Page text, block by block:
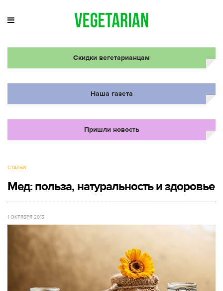
Скидки вегетарианцам
Наша газета
Пришли новость
СТАТЬИ
Мед: польза, натуральность и здоровье
1 ОКТЯБРЯ 2015